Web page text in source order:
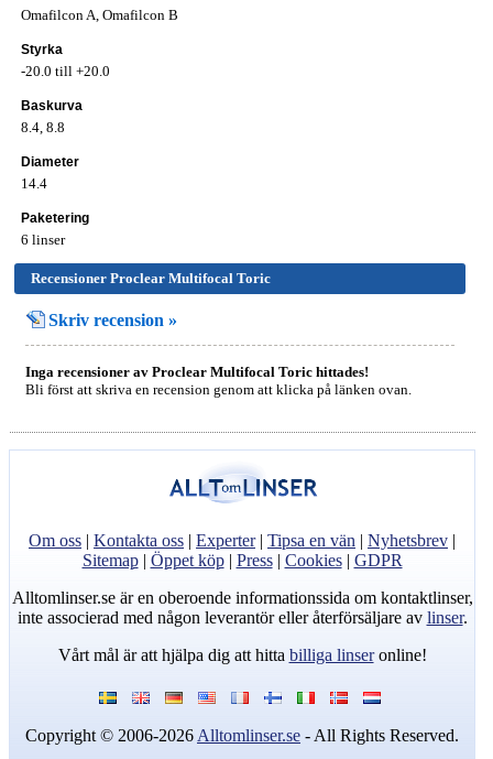
Omafilcon A, Omafilcon B
Styrka
-20.0 till +20.0
Baskurva
8.4, 8.8
Diameter
14.4
Paketering
6 linser
Recensioner Proclear Multifocal Toric
Skriv recension »
Inga recensioner av Proclear Multifocal Toric hittades!
Bli först att skriva en recension genom att klicka på länken ovan.
Om oss |Kontakta oss |Experter|Tipsa en vän |Nyhetsbrev |
Sitemap| Öppet köp| Press| Cookies| GDPR
Alltomlinser.se är en oberoende informationssida om kontaktlinser,
inte associerad med någon leverantör eller återförsäljare av linser.
Vårt mål är att hjälpa dig att hitta billiga linseronline!
Copyright © 2006-2026 Alltomlinser.se - All Rights Reserved.